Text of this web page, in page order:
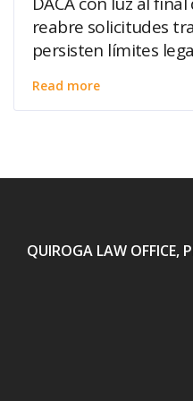
reabre solicitudes
persisten límites
Read more
QUIROGA LAW OFFICE,